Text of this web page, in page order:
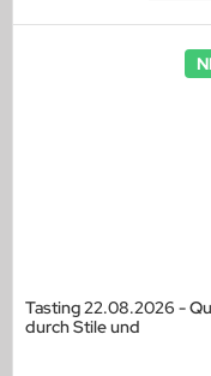
Tasting 22.08.2026 -
durch Stile und